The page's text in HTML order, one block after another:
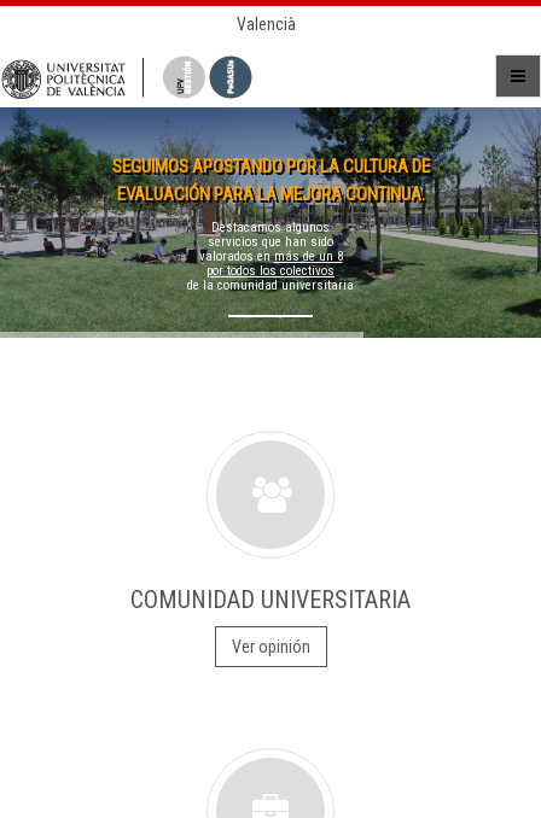
Valencià
SEGUIMOS APOSTANDO POR LA CULTURA DE
EVALUACIÓN PARA LA MEJORA CONTINUA.
Destacamos algunos
servicios que han sido
valorados enmás de un 8
por todos los colectivos
de la comunidad universitaria
COMUNIDAD UNIVERSITARIA
Ver opinión